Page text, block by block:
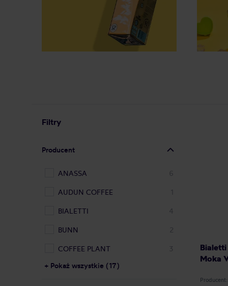
Filtry
Producent
ANASSA
AUDUN COFFEE
BIALETTI 4
BUNN 2
COFFEE PLANT
3
+ Pokaż wszystkie (17)
Moka